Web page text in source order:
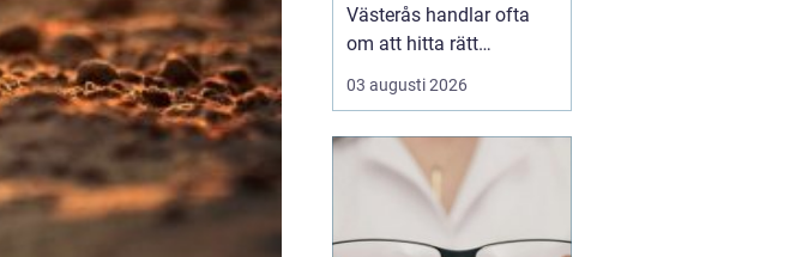
Västerås handlar ofta
om att hitta rätt
kompetens för utredning,
behandling och
svårigheter med språk,
tal, läsning, skrivning
eller matematik. Många
vänder si...
03 augusti 2026